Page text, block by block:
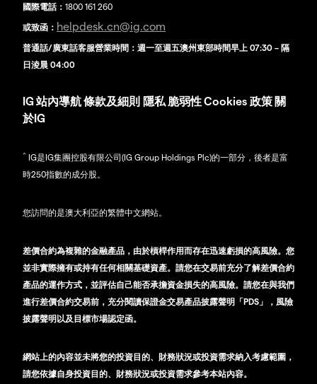
國際電話： 1800 161 260
或致函： helpdesk.cn@ig.com
普通話/廣東話客服營業時間：週一至週五澳州東部時間早上 07:30 – 隔
日淩晨 04:00
IG 站內導航條款及細則 隱私 脆弱性Cookies 政策 關
於IG
^ IG是IG集團控股有限公司(IG Group Holdings Plc)的一部分，後者是富
時250指數的成分股。
您訪問的是澳大利亞的繁體中文網站。
差價合約為複雜的金融產品，由於槓桿作用而存在迅速虧損的高風險。您
並非實際擁有或持有任何相關基礎資產。請您在交易前充分了解差價合約
產品的運作方式，並評估自己能否承擔資金損失的高風險。請您在與我們
進行差價合約交易前，充分閱讀保證金交易產品披露聲明「PDS」，風險
披露聲明以及目標市場認定函。
網站上的內容並未將您的投資目的、財務狀況或投資需求納入考慮範圍，
請您依據自身投資目的、財務狀況或投資需求參考本站內容。